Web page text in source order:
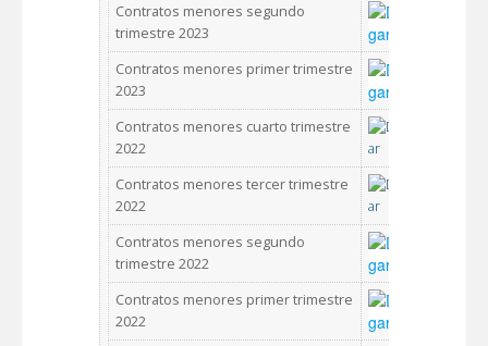
Contratos menores segundo
trimestre 2023
Contratos menores primer trimestre
2023
Contratos menores cuarto trimestre
2022
Contratos menores tercer trimestre
2022
Contratos menores segundo
trimestre 2022
Contratos menores primer trimestre
2022